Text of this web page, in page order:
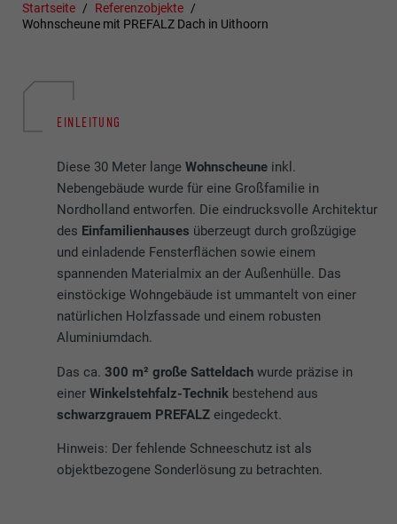
Startseite
Referenzobjekte
Wohnscheune mit PREFALZ Dach in Uithoorn
EINLEITUNG
Diese 30 Meter langeWohnscheune inkl.
Nebengebäude wurde für eine Großfamilie in
Nordholland entworfen. Die eindrucksvolle Architektur
des Einfamilienhauses überzeugt durch großzügige
und einladende Fensterflächen sowie einem
spannenden Materialmix an der Außenhülle. Das
einstöckige Wohngebäude ist ummantelt von einer
natürlichen Holzfassade und einem robusten
Aluminiumdach.
Das ca.300 m² große Satteldach wurde präzise in
einerWinkelstehfalz-Technik bestehend aus
schwarzgrauem PREFALZ eingedeckt.
Hinweis: Der fehlende Schneeschutz ist als
objektbezogene Sonderlösung zu betrachten.